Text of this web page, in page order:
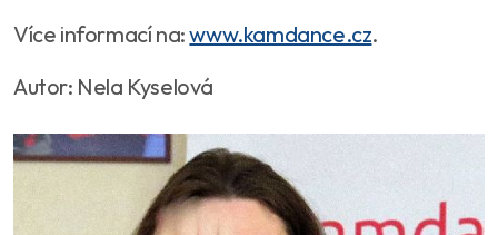
Více informací na:www.kamdance.cz.
Autor: Nela Kyselová